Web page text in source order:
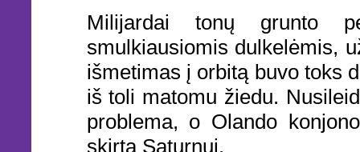
Milijardai tonų grunto
smulkiausiomis dulkelėmis,
išmetimas į orbitą buvo toks
iš toli matomu žiedu.
problema, o Olando
skirtą Saturnui.